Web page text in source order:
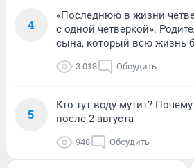
4
«Последнюю в жизни
с одной четверкой».
сына, который всю жизнь
3 018 Обсудить
5
Кто тут воду мутит?
после 2 августа
948 Обсудить